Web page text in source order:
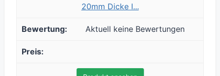
20mm Dicke I...
Aktuell keine Bewertungen